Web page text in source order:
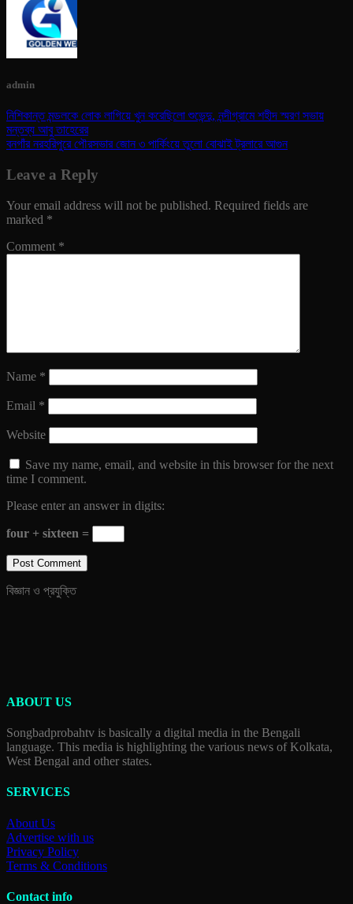
admin
নিশিকান্ত মন্ডলকে লোক লাগিয়ে খুন করেছিলো শুভেন্দু, নন্দীগ্রামে শহীদ স্মরণ সভায়
মন্তব্য আবু তাহেরের
বনগাঁর নরহরিপুরে পৌরসভার জোন ৩ পার্কিংয়ে তুলো বোঝাই ট্রলারে আগুন
Leave a Reply
Your email address will not be published. Required fields are
marked *
Comment *
Name *
Email *
Website
Save my name, email, and website in this browser for the next
time I comment.
Please enter an answer in digits:
four + sixteen =
বিজ্ঞান ও প্রযুক্তি
ABOUT US
Songbadprobahtv is basically a digital media in the Bengali
language. This media is highlighting the various news of Kolkata,
West Bengal and other states.
SERVICES
About Us
Advertise with us
Privacy Policy
Terms & Conditions
Contact info